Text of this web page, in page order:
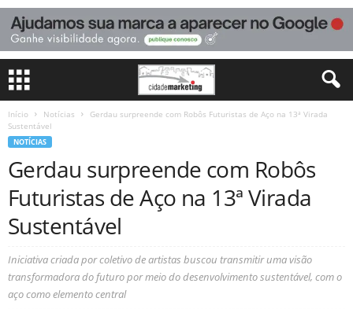
Início Notícias
Gerdau surpreende com Robôs Futuristas de Aço na 13ª Virada
Sustentável
NOTÍCIAS
Gerdau surpreende com Robôs
Futuristas de Aço na 13ª Virada
Sustentável
Iniciativa criada por coletivo de artistas buscou transmitir uma visão
transformadora do futuro por meio do desenvolvimento sustentável, com o
aço como elemento central